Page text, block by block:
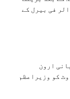
کی قیمت 2.6 فیصد سے. زیادہ بڑھ کر 104 ڈالر فی بیرل کے
ارون
کو وزیراعظم